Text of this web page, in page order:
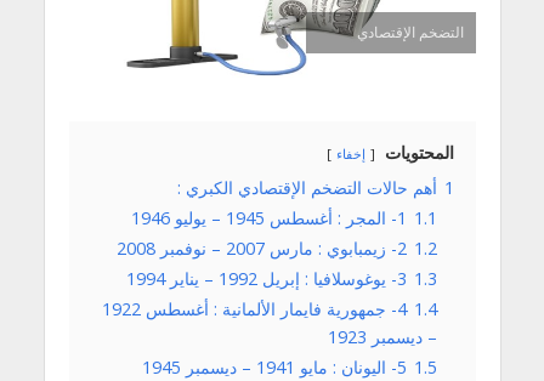
التضخم الإقتصادي
المحتويات إخفاء
1 أهم حالات التضخم الإقتصادي الكبري :
1.1 1- المجر : أغسطس 1945 – يوليو 1946
1.2 2- زيمبابوي : مارس 2007 – نوفمبر 2008
1.3 3- يوغوسلافيا : إبريل 1992 – يناير 1994
1.4
4- جمهورية فايمار الألمانية : أغسطس 1922
– ديسمبر 1923
1.5 5- اليونان : مايو 1941 – ديسمبر 1945